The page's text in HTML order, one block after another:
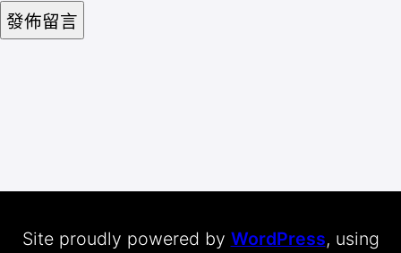
Site proudly powered by WordPress, using